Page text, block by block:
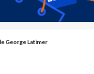
para elecciones de
George Latimer